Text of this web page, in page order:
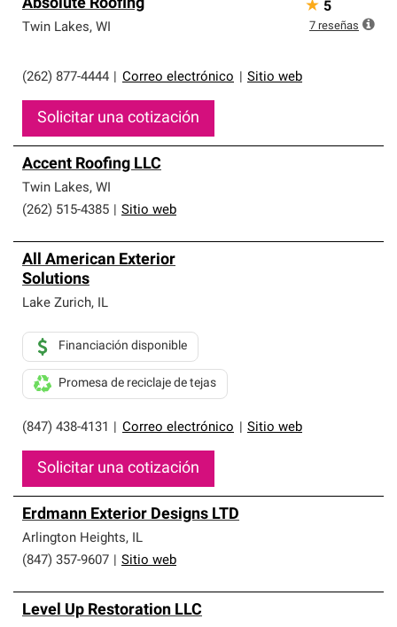
Absolute Roofing
Twin Lakes, WI
(262) 877-4444 Correo electrónico Sitio web
Solicitar una cotización
★ 5
7 reseñas
Accent Roofing LLC
Twin Lakes, WI
(262) 515-4385
Sitio web
All American Exterior
Solutions
Lake Zurich, IL
(847) 438-4131 Correo electrónico Sitio web
Financiación disponible
Promesa de reciclaje de tejas
Solicitar una cotización
Erdmann Exterior Designs LTD
Arlington Heights, IL
(847) 357-9607
Sitio web
Level Up Restoration LLC